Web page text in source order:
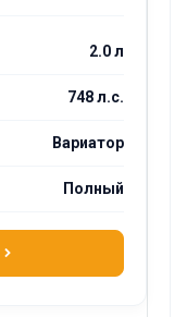
2.0 л
748 л.с.
Вариатор
Полный